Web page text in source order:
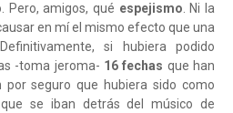
Pero, amigos, qué espejismo. Ni la
en mí el mismo efecto que una
si hubiera podido
-toma jeroma- 16 fechas que han
por seguro que hubiera sido como
se iban detrás del músico de